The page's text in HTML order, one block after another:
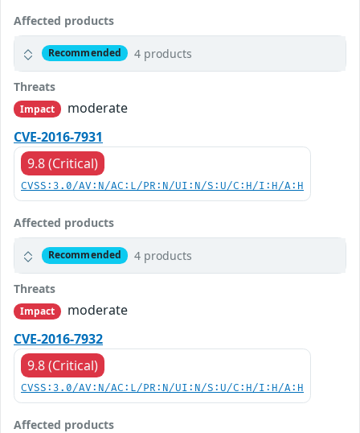
Affected products
Recommended 4 products
Threats
Impact
moderate
CVE-2016-7931
9.8 (Critical)
CVSS:3.0/AV:N/AC:L/PR:N/UI:N/S:U/C:H/I:H/A:H
Affected products
Recommended 4 products
Threats
Impact
moderate
CVE-2016-7932
9.8 (Critical)
CVSS:3.0/AV:N/AC:L/PR:N/UI:N/S:U/C:H/I:H/A:H
Affected products